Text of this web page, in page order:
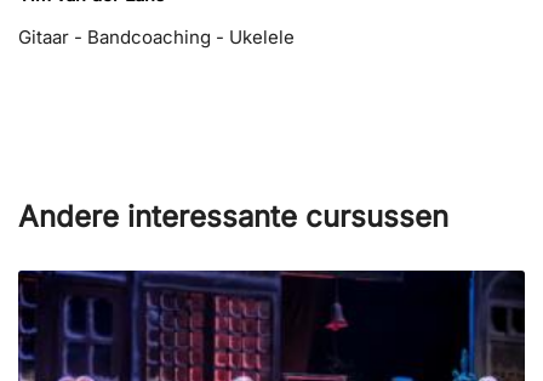
Gitaar - Bandcoaching - Ukelele
Andere interessante cursussen